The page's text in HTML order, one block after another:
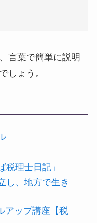
言葉で簡単に説明
しょう。
税理士日記」
し、地方で生き
アップ講座【税